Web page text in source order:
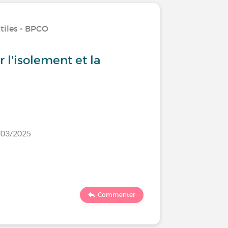
- BPCO
l'isolement et la
2025
Commenter